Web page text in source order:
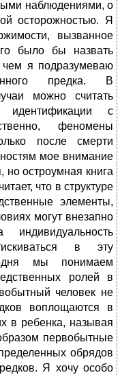
наблюдениями, о
осторожностью. Я
вызванное
было бы назвать
чем я подразумеваю
предка. В
можно считать
идентификации с
феномены
после смерти
мое внимание
но остроумная книга
что в структуре
элементы,
могут внезапно
в эту
мы понимаем
ролей в
человек не
воплощаются в
в ребенка, называя
первобытные
обрядов
Я хочу особо